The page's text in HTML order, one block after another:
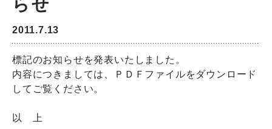
公式通販
採用情報
らせ
2011.7.13
標記のお知らせを発表いたしました。
内容につきましては、ＰＤＦファイルをダウンロード
してご覧ください。
以 上